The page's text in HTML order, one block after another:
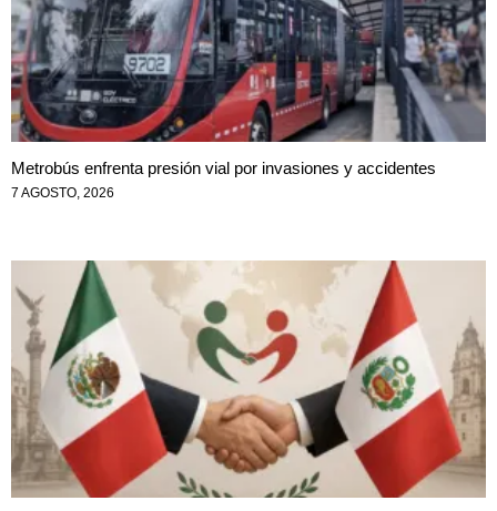
Metrobús enfrenta presión vial por invasiones y accidentes
7 AGOSTO, 2026